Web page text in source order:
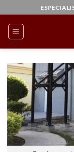
al
contenido